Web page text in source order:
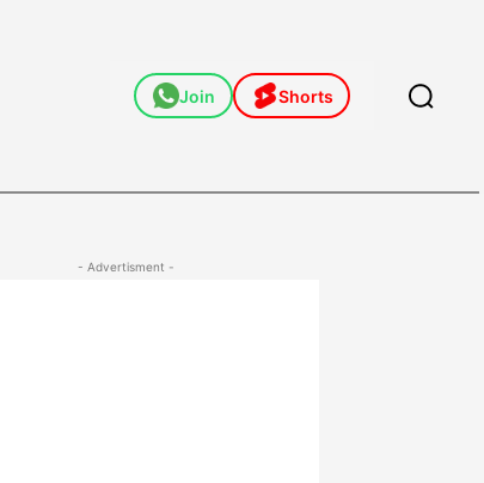
Join Shorts
- Advertisment -